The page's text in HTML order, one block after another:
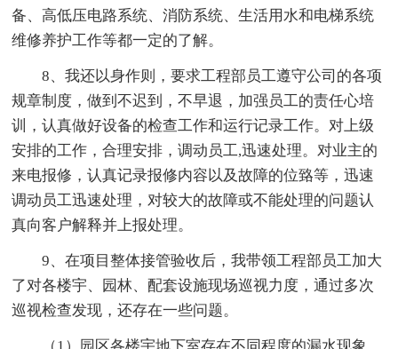
备、高低压电路系统、消防系统、生活用水和电梯系统
维修养护工作等都一定的了解。
8、我还以身作则，要求工程部员工遵守公司的各项
规章制度，做到不迟到，不早退，加强员工的责任心培
训，认真做好设备的检查工作和运行记录工作。对上级
安排的工作，合理安排，调动员工,迅速处理。对业主的
来电报修，认真记录报修内容以及故障的位臵等，迅速
调动员工迅速处理，对较大的故障或不能处理的问题认
真向客户解释并上报处理。
9、在项目整体接管验收后，我带领工程部员工加大
了对各楼宇、园林、配套设施现场巡视力度，通过多次
巡视检查发现，还存在一些问题。
（1）园区各楼宇地下室存在不同程度的漏水现象